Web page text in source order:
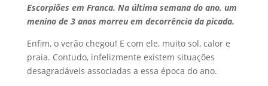
Escorpiões em Franca. Na última semana do ano, um
menino de 3 anos morreu em decorrência da picada.
Enfim, o verão chegou! E com ele, muito sol, calor e
praia. Contudo, infelizmente existem situações
desagradáveis associadas a essa época do ano.